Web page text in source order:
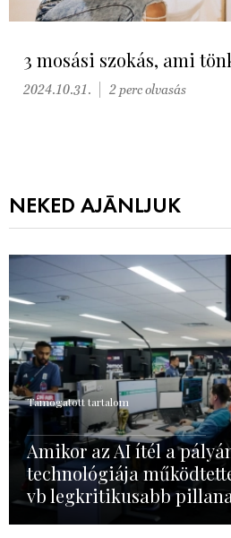
3 mosási szokás, ami
2024.10.31. 2 perc olvasás
NEKED AJÁNLJUK
Támogatott tartalom
Amikor az AI ítél a
technológiája
vb legkritikusabb